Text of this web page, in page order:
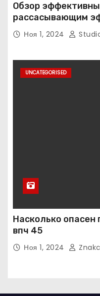
Обзор
рассасывающим
Ноя 1, 2024
UNCATEGORISED
Насколько
впч 45
Ноя 1, 2024